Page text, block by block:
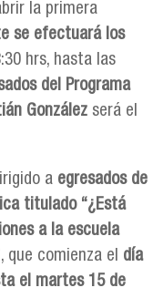
la primera
se efectuará los
hrs, hasta las
del Programa
González será el
a egresados de
titulado “¿Está
a la escuela
que comienza el día
el martes 15 de